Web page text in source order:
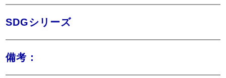
SDGシリーズ
備考：